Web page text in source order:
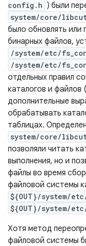
config.h ) были
system/core/
было обновлять
бинарных файлов,
/system/etc/
/system/etc/
отдельных правил
каталогов и файлов
дополнительные
обрабатывать
таблицах.
system/core/
позволяли читать
выполнения, но и
файлы во время
файловой системы
${OUT}/system/
${OUT}/system/
Хотя метод
файловой системы